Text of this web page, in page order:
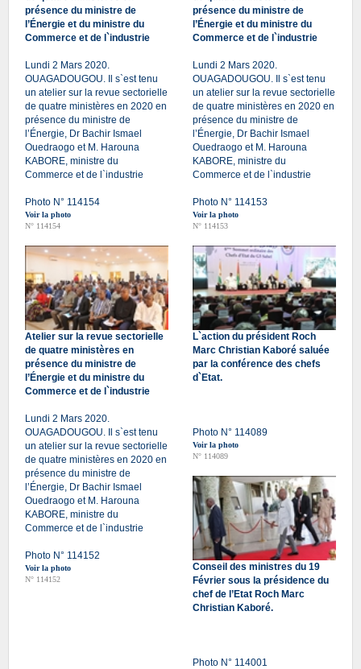
présence du ministre de
l’Énergie et du ministre du
Commerce et de l`industrie
Lundi 2 Mars 2020.
OUAGADOUGOU. Il s`est tenu
un atelier sur la revue sectorielle
de quatre ministères en 2020 en
présence du ministre de
l’Énergie, Dr Bachir Ismael
Ouedraogo et M. Harouna
KABORE, ministre du
Commerce et de l`industrie
Photo N° 114154
Voir la photo
N° 114154
présence du ministre de
l’Énergie et du ministre du
Commerce et de l`industrie
Lundi 2 Mars 2020.
OUAGADOUGOU. Il s`est tenu
un atelier sur la revue sectorielle
de quatre ministères en 2020 en
présence du ministre de
l’Énergie, Dr Bachir Ismael
Ouedraogo et M. Harouna
KABORE, ministre du
Commerce et de l`industrie
Photo N° 114153
Voir la photo
N° 114153
Atelier sur la revue sectorielle
de quatre ministères en
présence du ministre de
l’Énergie et du ministre du
Commerce et de l`industrie
Lundi 2 Mars 2020.
OUAGADOUGOU. Il s`est tenu
un atelier sur la revue sectorielle
de quatre ministères en 2020 en
présence du ministre de
l’Énergie, Dr Bachir Ismael
Ouedraogo et M. Harouna
KABORE, ministre du
Commerce et de l`industrie
Photo N° 114152
Voir la photo
N° 114152
L`action du président Roch
Marc Christian Kaboré saluée
par la conférence des chefs
d`Etat.
Photo N° 114089
Voir la photo
N° 114089
Conseil des ministres du 19
Février sous la présidence du
chef de l’Etat Roch Marc
Christian Kaboré.
Photo N° 114001